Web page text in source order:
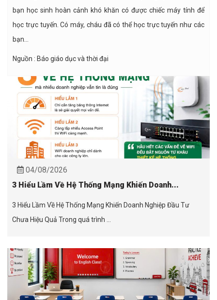
bạn học sinh hoàn cảnh khó khăn có được chiếc máy tính để
học trực tuyến. Có máy, cháu đã có thể học trực tuyến như các
bạn…
Nguồn : Báo giáo dục và thời đại
04/08/2026
3 Hiểu Lầm Về Hệ Thống Mạng Khiến Doanh...
3 Hiểu Lầm Về Hệ Thống Mạng Khiến Doanh Nghiệp Đầu Tư
Chưa Hiệu Quả Trong quá trình ...